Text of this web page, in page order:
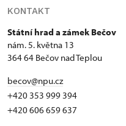
KONTAKT
Státní hrad a zámek Bečov
nám. 5. května 13
364 64 Bečov nad Teplou
becov@npu.cz
+420 353 999 394
+420 606 659 637